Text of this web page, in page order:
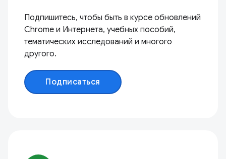
Подпишитесь, чтобы быть в курсе обновлений
Chrome и Интернета, учебных пособий,
тематических исследований и многого
другого.
Подписаться